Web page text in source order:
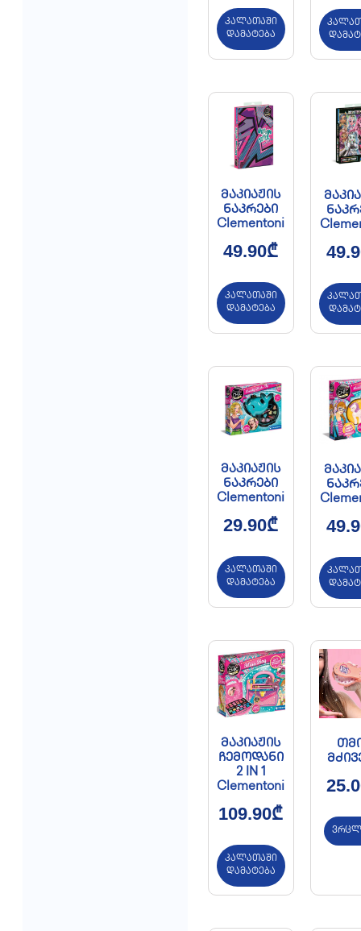
კალათაში
დამატება
მაკიაჟის
ნაკრები
Clementoni
49.90₾
კალათაში
დამატება
მაკიაჟის
ნაკრები
Clementoni
29.90₾
კალათაში
დამატება
მაკიაჟის
ჩემოდანი
2 IN 1
Clementoni
109.90₾
კალათაში
დამატება